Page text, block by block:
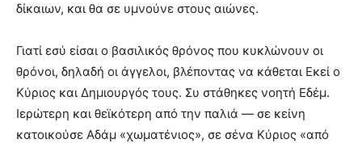
δίκαιων, και θα σε υμνούνε στους αιώνες.
Γιατί εσύ είσαι ο βασιλικός θρόνος που κυκλώνουν οι
θρόνοι, δηλαδή οι άγγελοι, βλέποντας να κάθεται Εκεί ο
Κύριος και Δημιουργός τους. Συ στάθηκες νοητή Εδέμ.
Ιερώτερη και θεϊκότερη από την παλιά — σε κείνη
κατοικούσε Αδάμ «χωματένιος», σε σένα Κύριος «από